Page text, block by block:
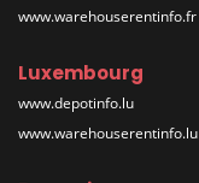
www.warehouserentinfo.fr
Luxembourg
www.depotinfo.lu
www.warehouserentinfo.lu